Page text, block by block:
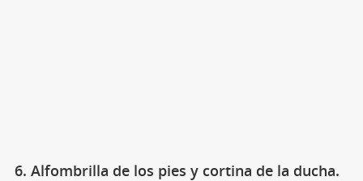
6. Alfombrilla de los pies y cortina de la ducha.